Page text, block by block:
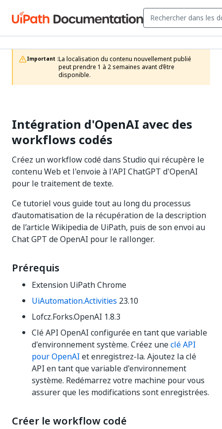
Important :La localisation du contenu nouvellement publié
peut prendre 1 à 2 semaines avant d’être
disponible.
Intégration d'OpenAI avec des
workflows codés
Créez un workflow codé dans Studio qui récupère le
contenu Web et l'envoie à l'API ChatGPT d'OpenAI
pour le traitement de texte.
Ce tutoriel vous guide tout au long du processus
d’automatisation de la récupération de la description
de l’article Wikipedia de UiPath, puis de son envoi au
Chat GPT de OpenAI pour le rallonger.
Prérequis
Extension UiPath Chrome
UiAutomation.Activities 23.10
Lofcz.Forks.OpenAI 1.8.3
Clé API OpenAI configurée en tant que variable
d'environnement système. Créez uneclé API
pour OpenAI et enregistrez-la. Ajoutez la clé
API en tant que variable d'environnement
système. Redémarrez votre machine pour vous
assurer que les modifications sont enregistrées.
Créer le workflow codé